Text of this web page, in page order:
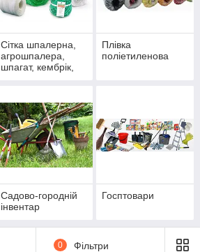
Сітка шпалерна,
агрошпалера,
шпагат, кембрік,
Плівка
поліетиленова
Садово-городній
інвентар
Госптовари
0 Фільтри